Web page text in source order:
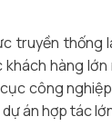
truyền thống
hàng
công
án hợp tác